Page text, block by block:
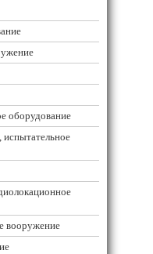
оборудование
испытательное
вооружение